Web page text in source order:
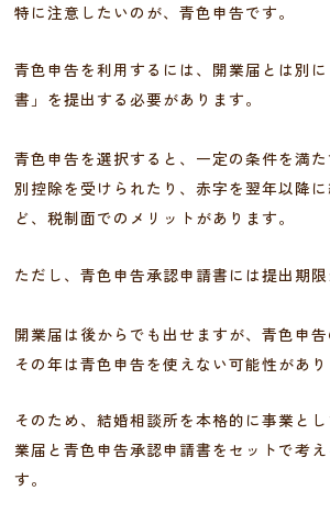
特に注意したいのが、青色申告です。
青色申告を利用するには、開業届とは別
書」を提出する必要があります。
青色申告を選択すると、一定の条件を満
別控除を受けられたり、赤字を翌年以降
ど、税制面でのメリットがあります。
ただし、青色申告承認申請書には提出期限
開業届は後からでも出せますが、青色申告
その年は青色申告を使えない可能性があり
そのため、結婚相談所を本格的に事業と
業届と青色申告承認申請書をセットで考
す。